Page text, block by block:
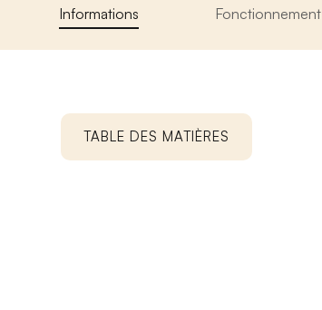
Informations Fonctionnement
TABLE DES MATIÈRES